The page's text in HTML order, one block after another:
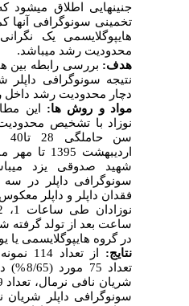
جنین­هایی اطلاق می­شود
تخمینی سونوگرافی آنها
هایپوگلایسمی یک
محدودیت رشد می­باشد.
هدف: بررسی رابطه بین
نتیجه سونوگرافی داپلر
دچار محدودیت رشد
مواد و روش ­ها:
این
نوزاد با تشخیص
شهید صدوقی یزد
سونوگرافی داپلر در سه
فقدان داپلر و داپلر
ساعت بعد از تولد گرفته
در گروه هایپوگلایسمی یا
نتایج:
از
تعداد
سونوگرافی داپلر شریان